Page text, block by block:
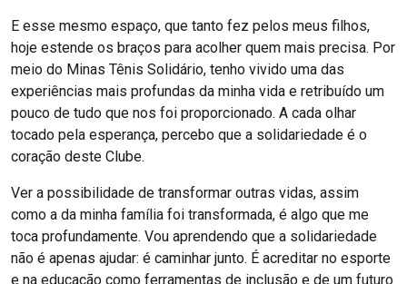
E esse mesmo espaço, que tanto fez pelos meus filhos,
hoje estende os braços para acolher quem mais precisa. Por
meio do Minas Tênis Solidário, tenho vivido uma das
experiências mais profundas da minha vida e retribuído um
pouco de tudo que nos foi proporcionado. A cada olhar
tocado pela esperança, percebo que a solidariedade é o
coração deste Clube.
Ver a possibilidade de transformar outras vidas, assim
como a da minha família foi transformada, é algo que me
toca profundamente. Vou aprendendo que a solidariedade
não é apenas ajudar: é caminhar junto. É acreditar no esporte
e na educação como ferramentas de inclusão e de um futuro